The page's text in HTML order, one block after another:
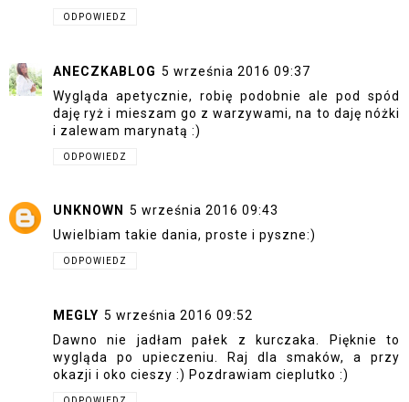
ODPOWIEDZ
ANECZKABLOG 5 września 2016 09:37
Wygląda apetycznie, robię podobnie ale pod spód
daję ryż i mieszam go z warzywami, na to daję nóżki
i zalewam marynatą :)
ODPOWIEDZ
UNKNOWN
5 września 2016 09:43
Uwielbiam takie dania, proste i pyszne:)
ODPOWIEDZ
MEGLY 5 września 2016 09:52
Dawno nie jadłam pałek z kurczaka. Pięknie to
wygląda po upieczeniu. Raj dla smaków, a przy
okazji i oko cieszy :) Pozdrawiam cieplutko :)